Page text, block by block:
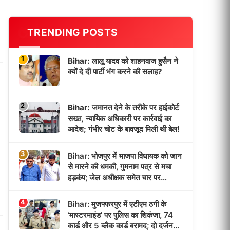
TRENDING POSTS
1
Bihar: लालू यादव को शाहनवाज हुसैन ने
क्यों दे दी पार्टी भंग करने की सलाह?
2
Bihar: जमानत देने के तरीके पर हाईकोर्ट
सख्त, न्यायिक अधिकारी पर कार्रवाई का
आदेश; गंभीर चोट के बावजूद मिली थी बेल!
3
Bihar: भोजपुर में भाजपा विधायक को जान
से मारने की धमकी, गुमनाम पत्र से मचा
हड़कंप; जेल अधीक्षक समेत चार पर
4
Bihar: मुजफ्फरपुर में एटीएम ठगी के
‘मास्टरमाइंड’ पर पुलिस का शिकंजा, 74
कार्ड और 5 ब्लैक कार्ड बरामद; दो दर्जन